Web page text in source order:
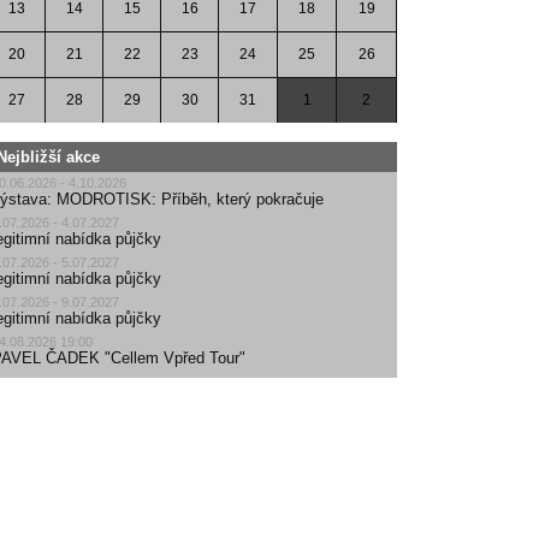
13 14 15 16 17 18 19
20 21 22 23 24 25 26
27 28 29 30 31 1 2
Nejbližší akce
- 4.10.2026
MODROTISK: Příběh, který pokračuje
- 4.07.2027
nabídka půjčky
- 5.07.2027
nabídka půjčky
- 9.07.2027
nabídka půjčky
19:00
ČADEK "Cellem Vpřed Tour"